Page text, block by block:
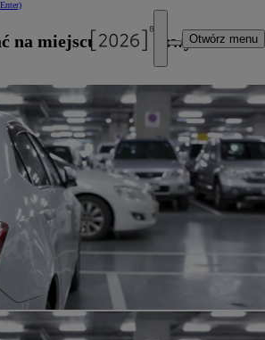
Otwórz menu
na miejscu parkingowym w